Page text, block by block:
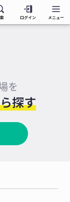
ログイン メニュー
を
探す